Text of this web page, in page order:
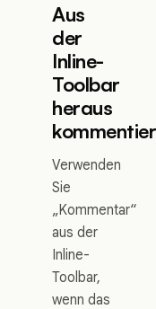
Aus
der
Inline-
Toolbar
heraus
Verwenden
Sie
„Kommentar“
aus der
Inline-
Toolbar,
wenn das